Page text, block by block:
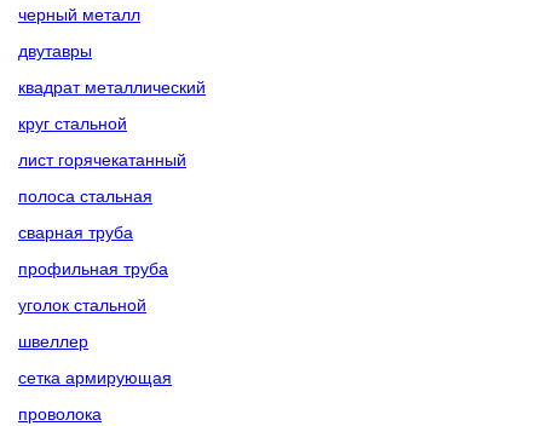
черный металл
двутавры
квадрат металлический
круг стальной
лист горячекатанный
полоса стальная
сварная труба
профильная труба
уголок стальной
швеллер
сетка армирующая
проволока